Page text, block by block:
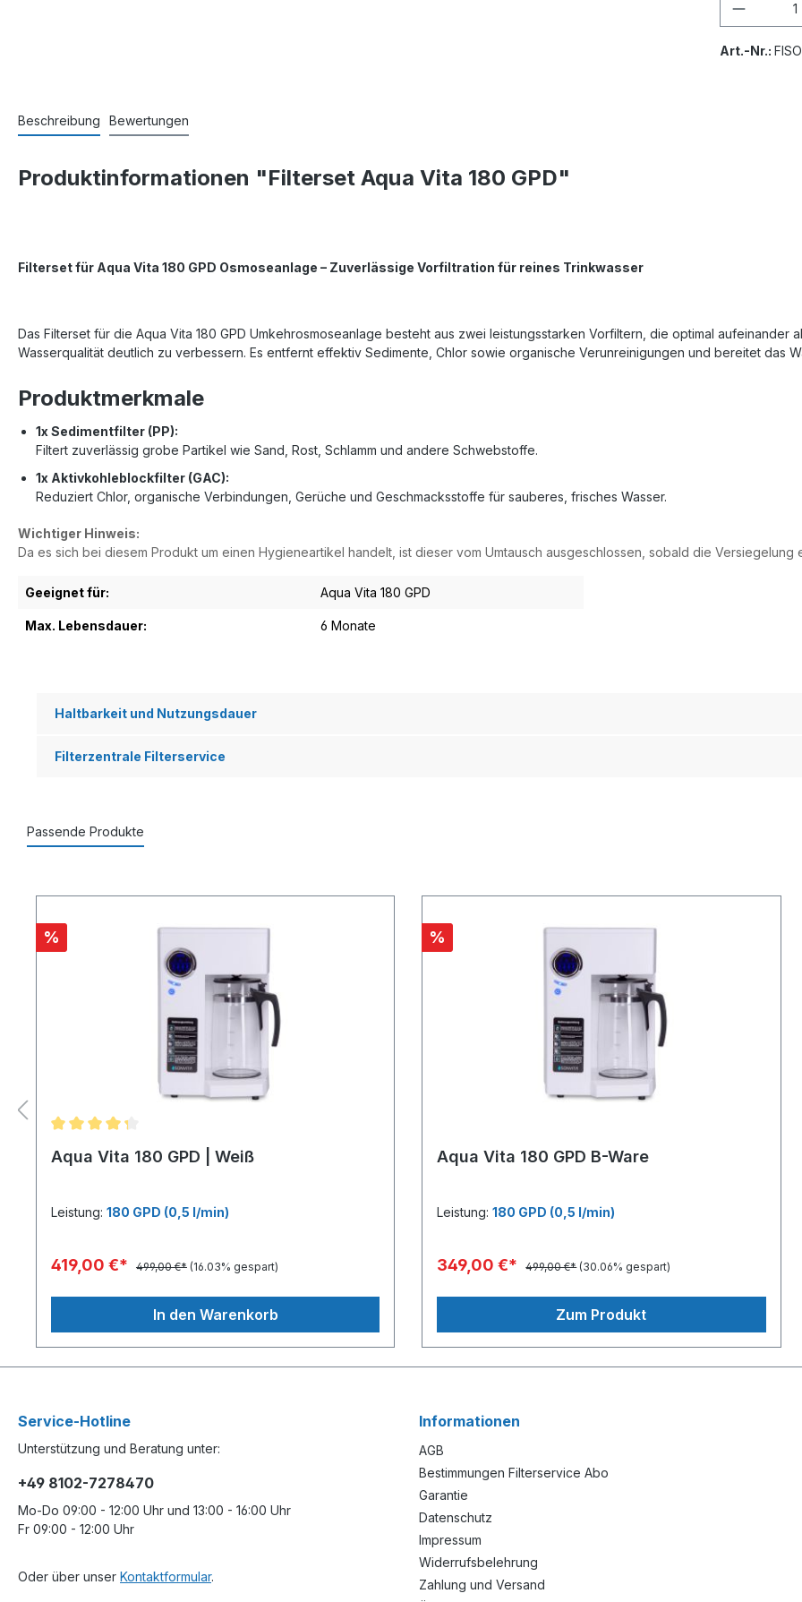
Art.-Nr.:
Beschreibung Bewertungen
Produktinformationen "Filterset Aqua Vita 180 GPD"
Filterset für Aqua Vita 180 GPD Osmoseanlage – Zuverlässige Vorfiltration für reines Trinkwasser
Das Filterset für die Aqua Vita 180 GPD Umkehrosmoseanlage besteht aus zwei leistungsstarken Vorfiltern, die optimal aufeinander
Wasserqualität deutlich zu verbessern. Es entfernt effektiv Sedimente, Chlor sowie organische Verunreinigungen und bereitet das
Produktmerkmale
1x Sedimentfilter (PP):
Filtert zuverlässig grobe Partikel wie Sand, Rost, Schlamm und andere Schwebstoffe.
1x Aktivkohleblockfilter (GAC):
Reduziert Chlor, organische Verbindungen, Gerüche und Geschmacksstoffe für sauberes, frisches Wasser.
Wichtiger Hinweis:
Da es sich bei diesem Produkt um einen Hygieneartikel handelt, ist dieser vom Umtausch ausgeschlossen, sobald die Versiegelung
Geeignet für: Aqua Vita 180 GPD
Max. Lebensdauer: 6 Monate
Haltbarkeit und Nutzungsdauer
Filterzentrale Filterservice
Passende Produkte
%
Aqua Vita 180 GPD | Weiß
Leistung: 180 GPD (0,5 l/min)
419,00 €* 499,00 €* (16.03% gespart)
In den Warenkorb
%
Aqua Vita 180 GPD B-Ware
Leistung:180 GPD (0,5 l/min)
349,00 €* 499,00 €* (30.06% gespart)
Zum Produkt
Service-Hotline
Unterstützung und Beratung unter:
+49 8102-7278470
Mo-Do 09:00 - 12:00 Uhr und 13:00 - 16:00 Uhr
Fr 09:00 - 12:00 Uhr
Oder über unser Kontaktformular.
Informationen
AGB
Bestimmungen Filterservice Abo
Garantie
Datenschutz
Impressum
Widerrufsbelehrung
Zahlung und Versand